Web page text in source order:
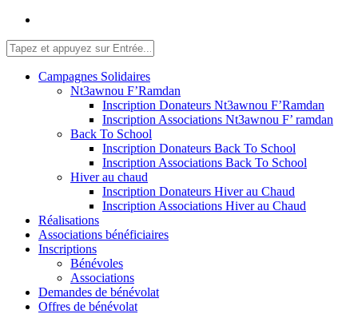
Campagnes Solidaires
Nt3awnou F’Ramdan
Inscription Donateurs Nt3awnou F’Ramdan
Inscription Associations Nt3awnou F’ ramdan
Back To School
Inscription Donateurs Back To School
Inscription Associations Back To School
Hiver au chaud
Inscription Donateurs Hiver au Chaud
Inscription Associations Hiver au Chaud
Réalisations
Associations bénéficiaires
Inscriptions
Bénévoles
Associations
Demandes de bénévolat
Offres de bénévolat